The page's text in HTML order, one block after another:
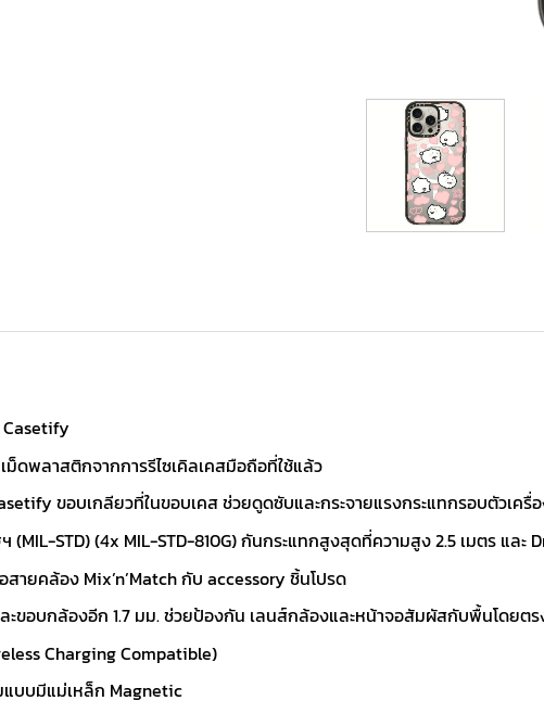
Casetify
ม็ดพลาสติกจากการรีไซเคิลเคสมือถือที่ใช้แล้ว
ขอบเกลียวที่ในขอบเคส ช่วยดูดซับและกระจายแรงกระแทกรอบตัวเครื่
STD) (4x MIL-STD-810G) กันกระแทกสูงสุดที่ความสูง 2.5 เมตร และ
ยคล้อง Mix’n’Match กับ accessory ชิ้นโปรด
ขอบกล้องอีก 1.7 มม. ช่วยป้องกัน เลนส์กล้องและหน้าจอสัมผัสกับพื้นโดยตร
Charging Compatible)
บบมีแม่เหล็ก Magnetic